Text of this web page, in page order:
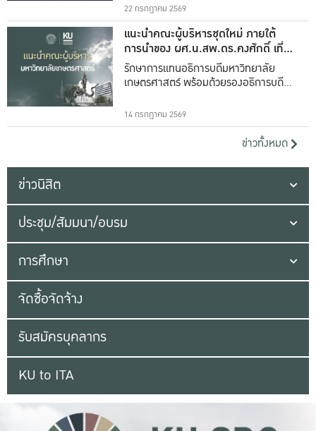
22 กรกฎาคม 2569
แนะนำคณะผู้บริหารชุดใหม่ ภายใต้
การนำของ ผศ.น.สพ.ดร.คงศักดิ์ เที่ยง
ธรรม
รักษาการแทนอธิการบดีมหาวิทยาลัย
เกษตรศาสตร์ พร้อมด้วยรองอธิการบดีทั้ง
14 กรกฎาคม 2569
ข่าวทั้งหมด
ข่าวนิสิต
ประชุม/สัมมนา/อบรม
การศึกษา
จัดซื้อจัดจ้าง
รับสมัครบุคลากร
KU to ITA